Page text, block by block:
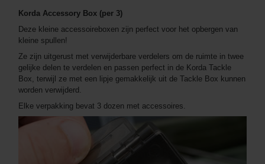
Korda Accessory Box (per 3)
Deze kleine accessoireboxen zijn perfect voor het opbergen van
kleine spullen!
Ze zijn uitgerust met verwijderbare verdelers om de ruimte in twee
gelijke delen te verdelen en passen perfect in de Korda Tackle
Box, terwijl ze met een lipje gemakkelijk uit de Tackle Box kunnen
worden verwijderd.
Elke verpakking bevat 3 dozen met accessoires.